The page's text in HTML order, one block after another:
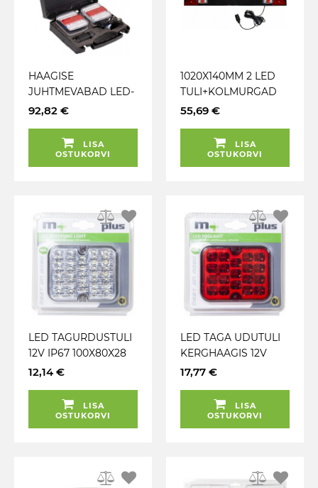
HAAGISE
JUHTMEVABAD LED-
TAGATULED
3H JBM
92,82 €
LISA
OSTUKORVI
1020X140MM 2 LED
TULI+KOLMURGAD
ALUSEL. 12V 5M
55,69 €
LISA
OSTUKORVI
LED TAGURDUSTULI
12V IP67 100X80X28
MM M+
12,14 €
LISA
OSTUKORVI
LED TAGA UDUTULI
KERGHAAGIS 12V
100X80X28MM IP67.
17,77 €
LISA
OSTUKORVI